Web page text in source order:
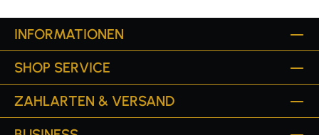
INFORMATIONEN
SHOP SERVICE
ZAHLARTEN & VERSAND